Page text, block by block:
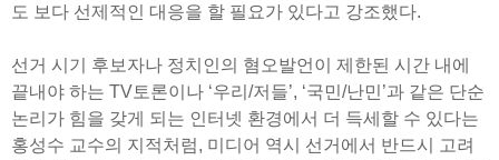
도 보다 선제적인 대응을 할 필요가 있다고 강조했다.
선거 시기 후보자나 정치인의 혐오발언이 제한된 시간 내에
끝내야 하는 TV토론이나 ‘우리/저들’, ‘국민/난민’과 같은 단순
논리가 힘을 갖게 되는 인터넷 환경에서 더 득세할 수 있다는
홍성수 교수의 지적처럼, 미디어 역시 선거에서 반드시 고려